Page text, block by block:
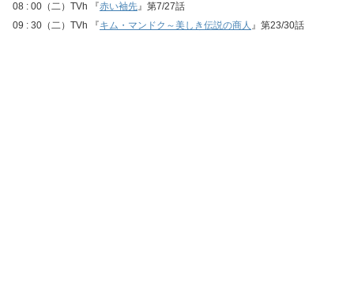
08 : 00（二）TVh 『赤い袖先』第7/27話
09 : 30（二）TVh 『キム・マンドク～美しき伝説の商人 』第23/30話